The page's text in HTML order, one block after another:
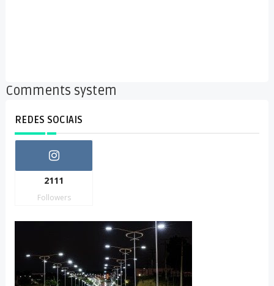
Comments system
REDES SOCIAIS
2111
Followers